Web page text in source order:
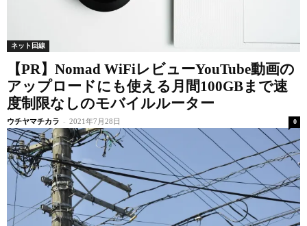
ネット回線
【PR】Nomad WiFiレビューYouTube動画の
アップロードにも使える月間100GBまで速
度制限なしのモバイルルーター
ウチヤマチカラ - 2021年7月28日 0